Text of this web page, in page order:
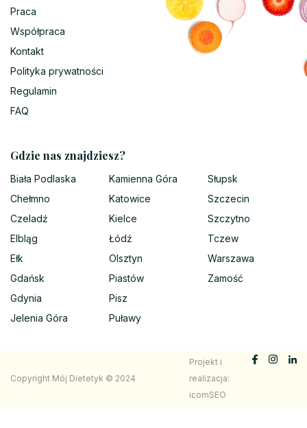
Praca
Współpraca
Kontakt
Polityka prywatności
Regulamin
FAQ
Gdzie nas znajdziesz?
Biała Podlaska
Chełmno
Czeladź
Elbląg
Ełk
Gdańsk
Gdynia
Jelenia Góra
Kamienna Góra
Katowice
Kielce
Łódź
Olsztyn
Piastów
Pisz
Puławy
Słupsk
Szczecin
Szczytno
Tczew
Warszawa
Zamość
Copyright Mój Dietetyk © 2024
Projekt i
realizacja:
icomSEO